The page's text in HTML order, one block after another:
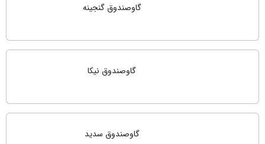
گاوصندوق گنجینه
گاوصندوق نیکا
گاوصندوق سدید